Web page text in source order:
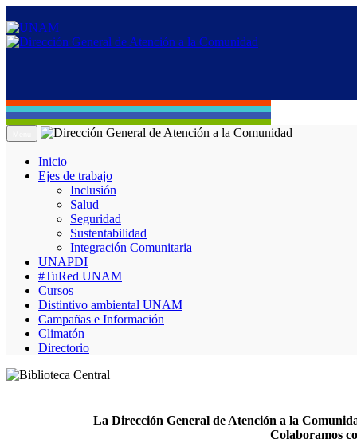
Inicio
Ejes de trabajo
Inclusión
Salud
Seguridad
Sustentabilidad
Integración Comunitaria
UNAPDI
#TuRed UNAM
Cursos
Distintivo ambiental UNAM
Campañas e Información
Climatón
Directorio
La Dirección General de Atención a la
Colaboramos